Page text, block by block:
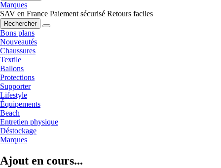
Marques
SAV en France Paiement sécurisé Retours faciles
Rechercher
Bons plans
Nouveautés
Chaussures
Textile
Ballons
Protections
Supporter
Lifestyle
Équipements
Beach
Entretien physique
Déstockage
Marques
Ajout en cours...